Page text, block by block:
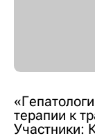
терапии к
Участники: